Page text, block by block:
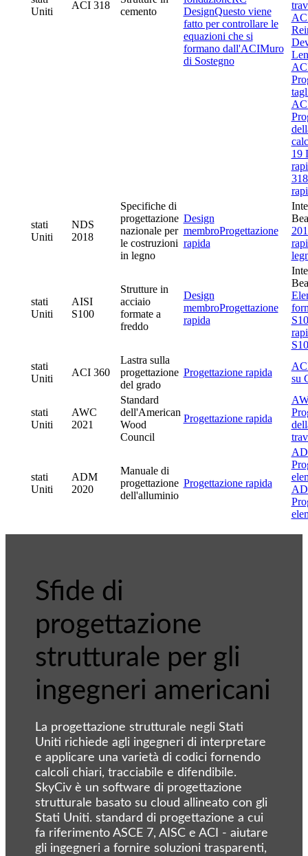
Uniti
ACI 318
cemento
DesignQuesto viene
fatto per controllare le
equazioni che si
formano dall'ACIMuro
di Sostegno
19
stati
Uniti
NDS
2018
Specifiche di
progettazione
nazionale per
le costruzioni
in legno
Design
membroProgettazione
rapida
stati
Uniti
AISI
S100
Strutture in
acciaio
formate a
freddo
Design
membroProgettazione
rapida
stati
Uniti
ACI 360
Lastra sulla
progettazione
del grado
Progettazione rapida
su
stati
Uniti
AWC
2021
Standard
dell'American
Wood
Council
Progettazione rapida
stati
Uniti
ADM
2020
Manuale di
progettazione
dell'alluminio
Progettazione rapida
Sfide di
progettazione
strutturale per gli
ingegneri americani
La progettazione strutturale negli Stati
Uniti richiede agli ingegneri di interpretare
e applicare una varietà di codici fornendo
calcoli chiari, tracciabile e difendibile.
SkyCiv è un software di progettazione
strutturale basato su cloud allineato con gli
Stati Uniti. standard di progettazione a cui
fa riferimento ASCE 7, AISC e ACI - aiutare
gli ingegneri a fornire soluzioni trasparenti,